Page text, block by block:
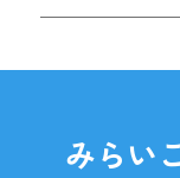
みらい